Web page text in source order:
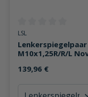
Durchschnittliche
LSL
Lenkerspiegelpaar
M10x1,25R/R/L
139,96 €